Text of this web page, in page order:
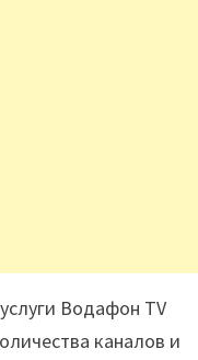
Водафон TV
каналов и